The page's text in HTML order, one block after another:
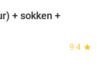
+ sokken +
9.4 star